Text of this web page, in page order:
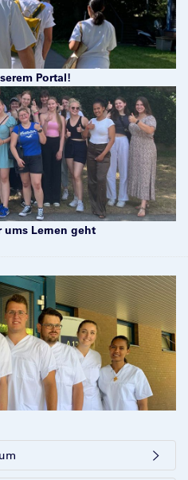
Portal!
ums Lernen geht